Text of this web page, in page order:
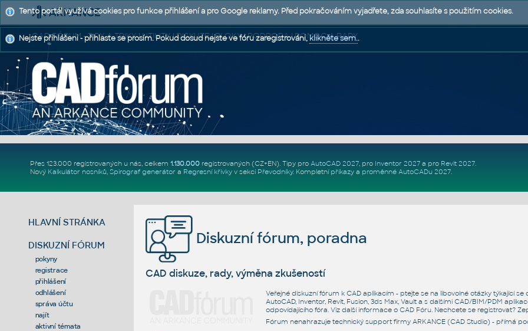
CAD FÓRUM - TIPY A TRIKY | UTILITY | DISKUZE | BLOKY | PODPORA | POMOC A RADY
Přes 123.000 registrovaných u nás, celkem 1.130.000registrovaných (CZ+EN). Tipy pro AutoCAD 2027, pro Inventor 2027a pro Revit 2027.
Nový Kalkulátor nosníků, Spirograf generátor a Regresní křivkyv sekci Převodníky. Kompletní příkazya proměnné AutoCADu 2027.
HLAVNÍ STRÁNKA
DISKUZNÍ FÓRUM
pokyny
registrace
přihlášení
odhlášení
správa účtu
najít
aktivní témata
Diskuzní fórum, poradna
CAD diskuze, rady, výměna zkušeností
Veřejné diskuzní fórum k CAD aplikacím - ptejte se na libovolné otázky týkající
AutoCAD, Inventor, Revit, Fusion, 3ds Max, Vault a s dalšími CAD/BIM/PDM
odpovídajícího fóra. Viz další informace o CAD Fóru. Nechcete se registrovat?
Fórum nenahrazuje technický support firmy ARKANCE (CAD Studio) - přímá
Tento portál využívá cookies pro funkce přihlášení a pro Google reklamy. Před pokračováním vyjadřete, zda souhlasíte s použitím cookies.
Nejste přihlášeni - přihlaste se prosím. Pokud dosud nejste ve fóru zaregistrováni,klikněte sem..